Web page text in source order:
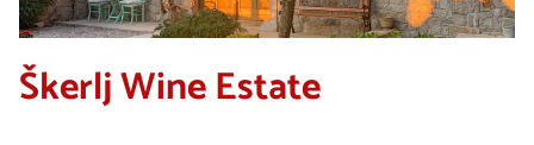
Škerlj Wine Estate